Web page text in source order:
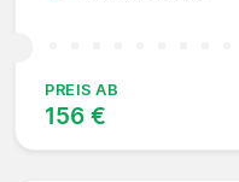
PREIS AB
156 €